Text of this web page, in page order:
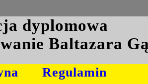
dyplomowa
Baltazara
Regulamin